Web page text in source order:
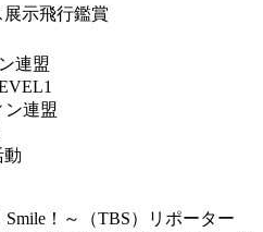
示飛行鑑賞
連盟
ン連盟
動
Smile！～（TBS）リポーター